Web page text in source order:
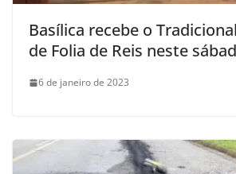
Basílica recebe o
de Folia de Reis neste
6 de janeiro de 2023